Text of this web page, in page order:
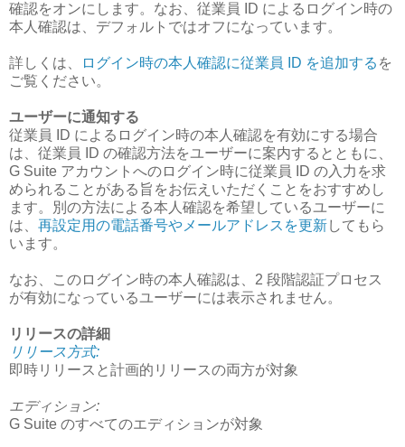
確認をオンにします。なお、従業員 ID によるログイン時の
本人確認は、デフォルトではオフになっています。
詳しくは、 ログイン時の本人確認に従業員 ID を追加する を
ご覧ください。
ユーザーに通知する
従業員 ID によるログイン時の本人確認を有効にする場合
は、従業員 ID の確認方法をユーザーに案内するとともに、
G Suite アカウントへのログイン時に従業員 ID の入力を求
められることがある旨をお伝えいただくことをおすすめし
ます。別の方法による本人確認を希望しているユーザーに
は、 再設定用の電話番号やメールアドレスを更新してもら
います。
なお、このログイン時の本人確認は、2 段階認証プロセス
が有効になっているユーザーには表示されません。
リリースの詳細
リリース方式:
即時リリースと計画的リリースの両方が対象
エディション:
G Suite のすべてのエディションが対象